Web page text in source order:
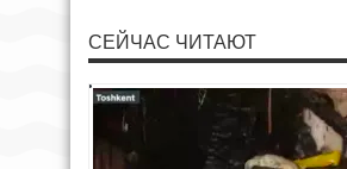
СЕЙЧАС ЧИТАЮТ